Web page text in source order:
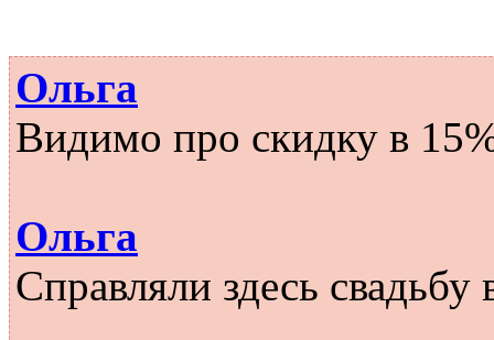
Ольга
Видимо про скидку в
Ольга
Справляли здесь свадьбу